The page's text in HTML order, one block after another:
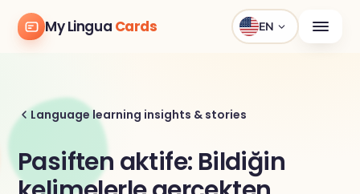
My Lingua Cards EN
Language learning insights & stories
Pasiften aktife: Bildiğin